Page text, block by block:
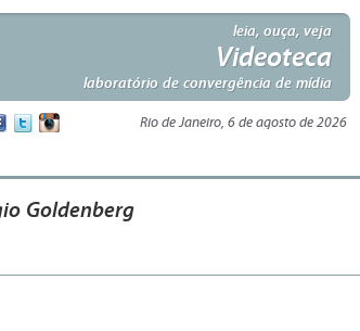
leia, ouça, veja
Videoteca
laboratório de convergência de mídia
Rio de Janeiro, 6 de agosto de 2026
Goldenberg